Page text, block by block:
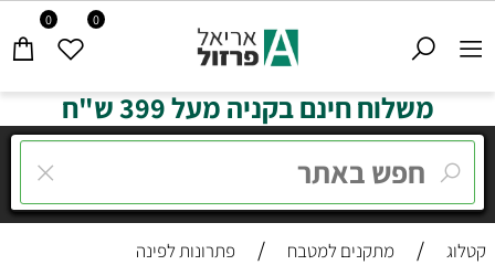
0 0
משלוח חינם בקניה מעל 399 ש"ח
קטלוג / מתקנים למטבח / פתרונות לפינה